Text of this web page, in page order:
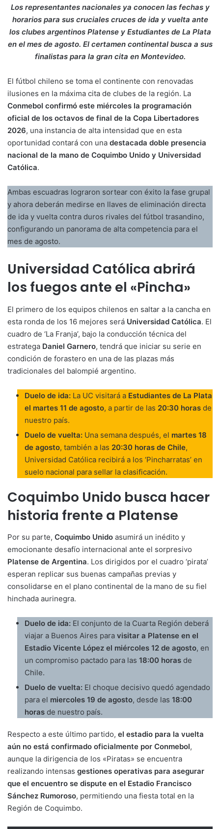
Los representantes nacionales ya conocen las fechas y
horarios para sus cruciales cruces de ida y vuelta ante
los clubes argentinos Platense y Estudiantes de La Plata
en el mes de agosto. El certamen continental busca a sus
finalistas para la gran cita en Montevideo.
El fútbol chileno se toma el continente con renovadas
ilusiones en la máxima cita de clubes de la región. La
Conmebol confirmó este miércoles la programación
oficial de los octavos de final de la Copa Libertadores
2026, una instancia de alta intensidad que en esta
oportunidad contará con una destacada doble presencia
nacional de la mano de Coquimbo Unido y Universidad
Católica.
Ambas escuadras lograron sortear con éxito la fase grupal
y ahora deberán medirse en llaves de eliminación directa
de ida y vuelta contra duros rivales del fútbol trasandino,
configurando un panorama de alta competencia para el
mes de agosto.
Universidad Católica abrirá
los fuegos ante el «Pincha»
El primero de los equipos chilenos en saltar a la cancha en
esta ronda de los 16 mejores será Universidad Católica. El
cuadro de ‘La Franja’, bajo la conducción técnica del
estratega Daniel Garnero, tendrá que iniciar su serie en
condición de forastero en una de las plazas más
tradicionales del balompié argentino.
Duelo de ida: La UC visitará a Estudiantes de La Plata
el martes 11 de agosto, a partir de las 20:30 horas de
nuestro país.
Duelo de vuelta: Una semana después, el martes 18
de agosto, también a las 20:30 horas de Chile,
Universidad Católica recibirá a los ‘Pincharratas’ en
suelo nacional para sellar la clasificación.
Coquimbo Unido busca hacer
historia frente a Platense
Por su parte, Coquimbo Unido asumirá un inédito y
emocionante desafío internacional ante el sorpresivo
Platense de Argentina. Los dirigidos por el cuadro ‘pirata’
esperan replicar sus buenas campañas previas y
consolidarse en el plano continental de la mano de su fiel
hinchada aurinegra.
Duelo de ida: El conjunto de la Cuarta Región deberá
viajar a Buenos Aires para visitar a Platense en el
Estadio Vicente López el miércoles 12 de agosto, en
un compromiso pactado para las 18:00 horas de
Chile.
Duelo de vuelta: El choque decisivo quedó agendado
para el miercoles 19 de agosto, desde las 18:00
horas de nuestro país.
Respecto a este último partido, el estadio para la vuelta
aún no está confirmado oficialmente por Conmebol,
aunque la dirigencia de los «Piratas» se encuentra
realizando intensas gestiones operativas para asegurar
que el encuentro se dispute en el Estadio Francisco
Sánchez Rumoroso, permitiendo una fiesta total en la
Región de Coquimbo.